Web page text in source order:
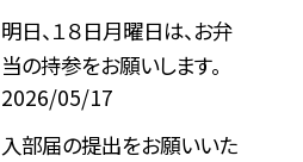
明日、１８日月曜日は、お弁
当の持参をお願いします。
2026/05/17
入部届の提出をお願いいた